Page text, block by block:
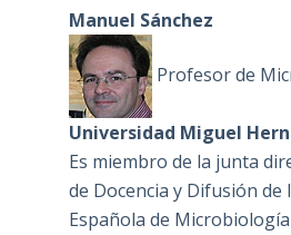
Manuel Sánchez
Profesor de
Universidad Miguel
Es miembro de la junta
de Docencia y Difusión de
Española de